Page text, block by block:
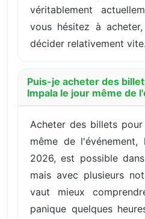
véritablement
vous hésitez à
décider relativement vite.
Puis-je acheter des
Impala le jour même de
Acheter des billets
même de
2026, est possible
mais avec plusieurs
vaut mieux
panique quelques